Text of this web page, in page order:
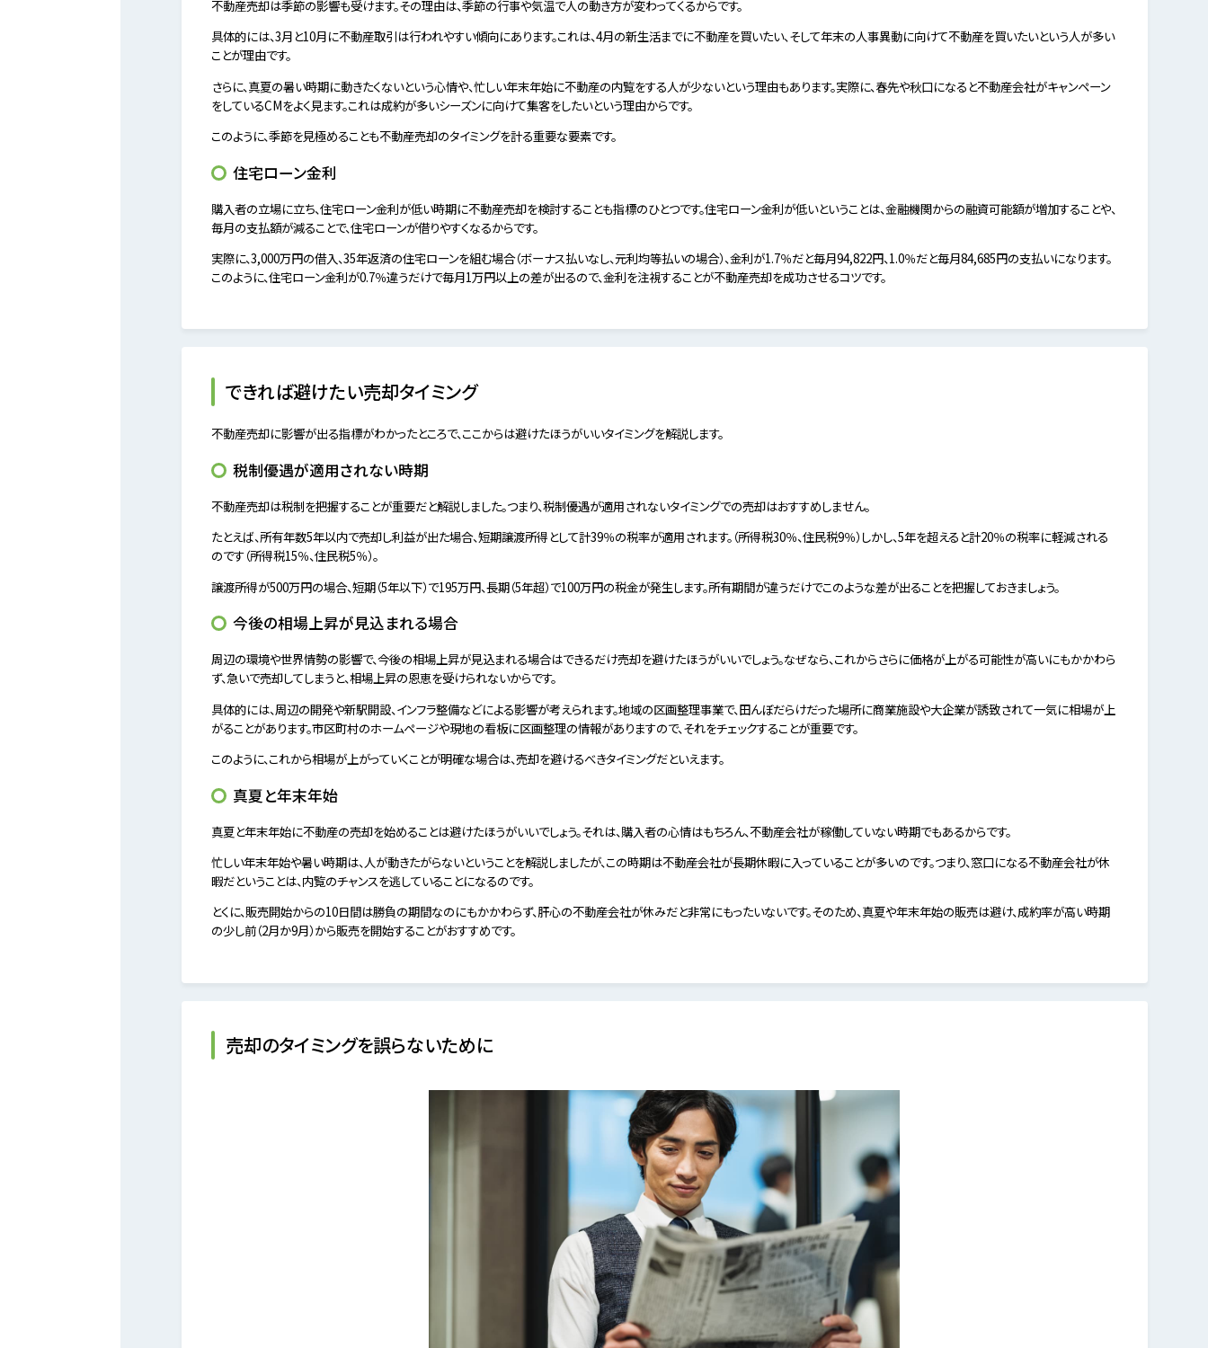
不動産売却は季節の影響も受けます。その理由は、季節の行事や気温で人の動き方が変わってくるからです。
具体的には、3月と10月に不動産取引は行われやすい傾向にあります。これは、4月の新生活までに不動産を買いたい、そして年末の人事異動に向けて不動産を買いたいという人が多い
ことが理由です。
さらに、真夏の暑い時期に動きたくないという心情や、忙しい年末年始に不動産の内覧をする人が少ないという理由もあります。実際に、春先や秋口になると不動産会社がキャンペーン
をしているCMをよく見ます。これは成約が多いシーズンに向けて集客をしたいという理由からです。
このように、季節を見極めることも不動産売却のタイミングを計る重要な要素です。
住宅ローン金利
購入者の立場に立ち、住宅ローン金利が低い時期に不動産売却を検討することも指標のひとつです。住宅ローン金利が低いということは、金融機関からの融資可能額が増加することや、
毎月の支払額が減ることで、住宅ローンが借りやすくなるからです。
実際に、3,000万円の借入、35年返済の住宅ローンを組む場合（ボーナス払いなし、元利均等払いの場合）、金利が1.7％だと毎月94,822円、1.0％だと毎月84,685円の支払いになります。
このように、住宅ローン金利が0.7％違うだけで毎月1万円以上の差が出るので、金利を注視することが不動産売却を成功させるコツです。
できれば避けたい売却タイミング
不動産売却に影響が出る指標がわかったところで、ここからは避けたほうがいいタイミングを解説します。
税制優遇が適用されない時期
不動産売却は税制を把握することが重要だと解説しました。つまり、税制優遇が適用されないタイミングでの売却はおすすめしません。
たとえば、所有年数5年以内で売却し利益が出た場合、短期譲渡所得として計39％の税率が適用されます。（所得税30％、住民税9％）しかし、5年を超えると計20％の税率に軽減される
のです（所得税15％、住民税5％）。
譲渡所得が500万円の場合、短期（5年以下）で195万円、長期（5年超）で100万円の税金が発生します。所有期間が違うだけでこのような差が出ることを把握しておきましょう。
今後の相場上昇が見込まれる場合
周辺の環境や世界情勢の影響で、今後の相場上昇が見込まれる場合はできるだけ売却を避けたほうがいいでしょう。なぜなら、これからさらに価格が上がる可能性が高いにもかかわら
ず、急いで売却してしまうと、相場上昇の恩恵を受けられないからです。
具体的には、周辺の開発や新駅開設、インフラ整備などによる影響が考えられます。地域の区画整理事業で、田んぼだらけだった場所に商業施設や大企業が誘致されて一気に相場が上
がることがあります。市区町村のホームページや現地の看板に区画整理の情報がありますので、それをチェックすることが重要です。
このように、これから相場が上がっていくことが明確な場合は、売却を避けるべきタイミングだといえます。
真夏と年末年始
真夏と年末年始に不動産の売却を始めることは避けたほうがいいでしょう。それは、購入者の心情はもちろん、不動産会社が稼働していない時期でもあるからです。
忙しい年末年始や暑い時期は、人が動きたがらないということを解説しましたが、この時期は不動産会社が長期休暇に入っていることが多いのです。つまり、窓口になる不動産会社が休
暇だということは、内覧のチャンスを逃していることになるのです。
とくに、販売開始からの10日間は勝負の期間なのにもかかわらず、肝心の不動産会社が休みだと非常にもったいないです。そのため、真夏や年末年始の販売は避け、成約率が高い時期
の少し前（2月か9月）から販売を開始することがおすすめです。
売却のタイミングを誤らないために